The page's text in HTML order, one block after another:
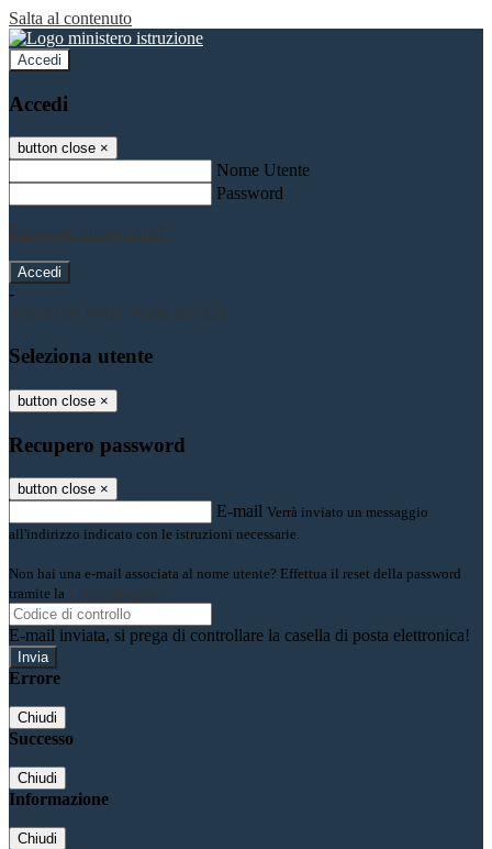
Salta al contenuto
Accedi
Accedi
button close ×
Nome Utente
Password
Password dimenticata?
-
Entra con SPID
Entra con CIE
Seleziona utente
button close ×
Recupero password
button close ×
E-mail Verrà inviato un messaggio
all'indirizzo indicato con le istruzioni necessarie.
Non hai una e-mail associata al nome utente? Effettua il reset della password
tramite la
Login Spaggiari
E-mail inviata, si prega di controllare la casella di posta elettronica!
Errore
Chiudi
Successo
Chiudi
Informazione
Chiudi